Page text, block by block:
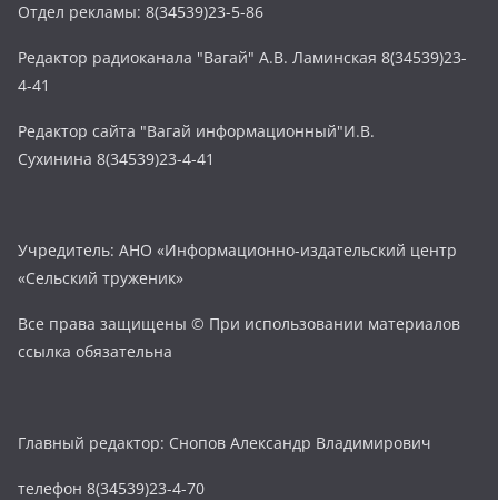
Отдел рекламы: 8(34539)23-5-86
Редактор радиоканала "Вагай" А.В. Ламинская 8(34539)23-
4-41
Редактор сайта "Вагай информационный"И.В.
Сухинина 8(34539)23-4-41
Учредитель: АНО «Информационно-издательский центр
«Сельский труженик»
Все права защищены © При использовании материалов
ссылка обязательна
Главный редактор: Снопов Александр Владимирович
телефон 8(34539)23-4-70